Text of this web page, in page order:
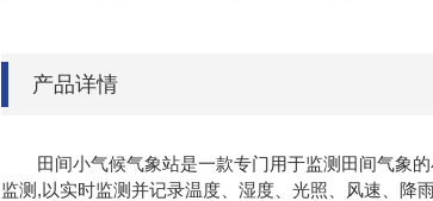
产品详情
田间小气候气象站是一款专门用于监测田间气象
监测,以实时监测并记录温度、湿度、光照、风速、降